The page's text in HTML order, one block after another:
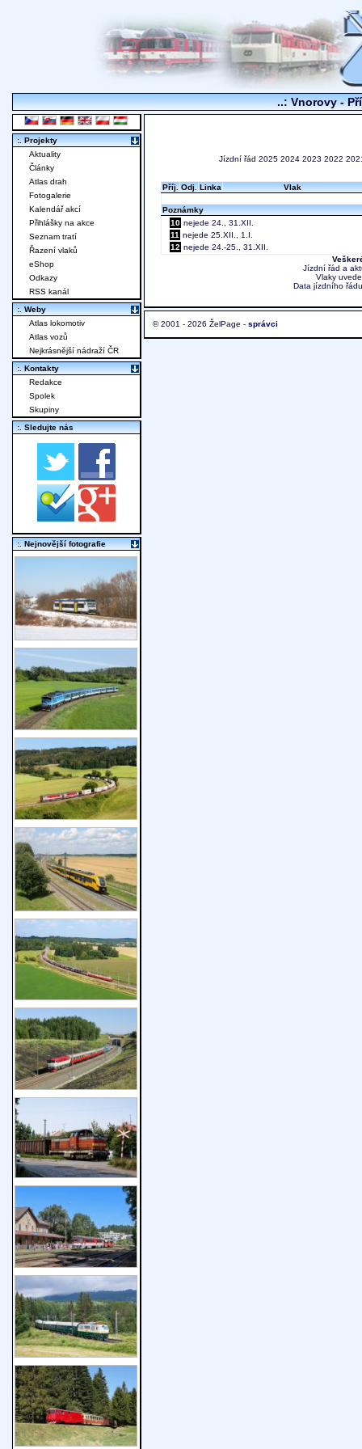
..: Vnorovy -
Jízdní řád 2025 2024 2023 2022
Příj. Odj. Linka Vlak
Poznámky
10 nejede 24., 31.XII.
11 nejede 25.XII., 1.I.
12 nejede 24.-25., 31.XII.
Jízdní řád a
Vlaky
Data jízdního
© 2001 - 2026 ŽelPage - správci
:. Projekty
Aktuality
Články
Atlas drah
Fotogalerie
Kalendář akcí
Přihlášky na akce
Seznam tratí
Řazení vlaků
eShop
Odkazy
RSS kanál
:. Weby
Atlas lokomotiv
Atlas vozů
Nejkrásnější nádraží ČR
:. Kontakty
Redakce
Spolek
Skupiny
:. Sledujte nás
:. Nejnovější fotografie